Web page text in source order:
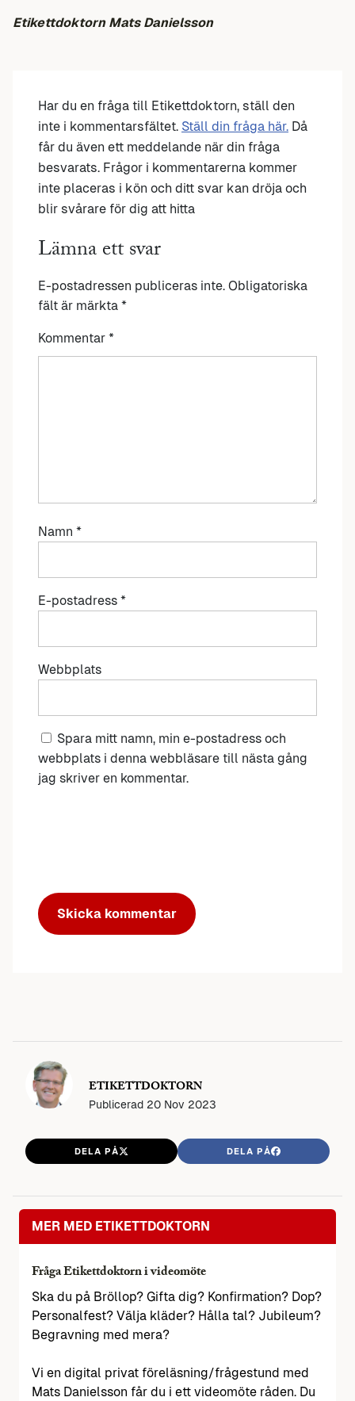
Etikettdoktorn Mats Danielsson
Har du en fråga till Etikettdoktorn, ställ den
inte i kommentarsfältet. Ställ din fråga här. Då
får du även ett meddelande när din fråga
besvarats. Frågor i kommentarerna kommer
inte placeras i kön och ditt svar kan dröja och
blir svårare för dig att hitta
Lämna ett svar
E-postadressen publiceras inte. Obligatoriska
fält är märkta *
Kommentar *
Namn *
E-postadress *
Webbplats
Spara mitt namn, min e-postadress och
webbplats i denna webbläsare till nästa gång
jag skriver en kommentar.
ETIKETTDOKTORN
Publicerad 20 Nov 2023
DELA PÅ DELA PÅ
MER MED ETIKETTDOKTORN
Fråga Etikettdoktorn i videomöte
Ska du på Bröllop? Gifta dig? Konfirmation? Dop?
Personalfest? Välja kläder? Hålla tal? Jubileum?
Begravning med mera?
Vi en digital privat föreläsning/frågestund med
Mats Danielsson får du i ett videomöte råden. Du